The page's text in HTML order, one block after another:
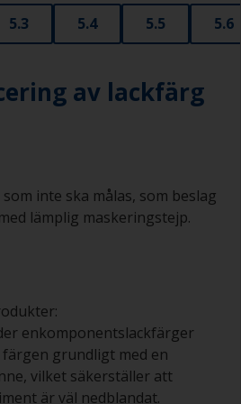
innan du använder dem
som krävs för
och syntetiska borst kan
håller du penseln i
ha lite förtunning till
behållare så att du kan göra
borst börjar täppas till på
eller förtjockad färg.
5.3 5.4 5.5 5.6
av lackfärg
inte ska målas, som beslag
lämplig maskeringstejp.
enkomponentslackfärger
färgen grundligt med en
vilket säkerställer att
är väl nedblandat.